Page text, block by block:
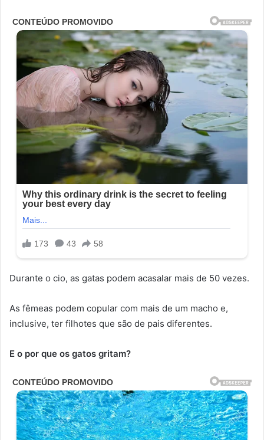
Durante o cio, as gatas podem acasalar mais de 50 vezes.
As fêmeas podem copular com mais de um macho e,
inclusive, ter filhotes que são de pais diferentes.
E o por que os gatos gritam?